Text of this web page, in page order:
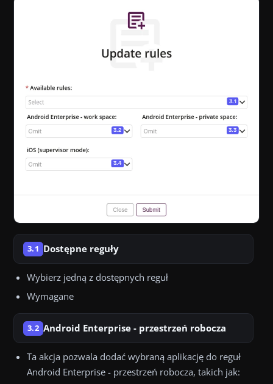
3.1 Dostępne reguły
Wybierz jedną z dostępnych reguł
Wymagane
3.2 Android Enterprise - przestrzeń robocza
Ta akcja pozwala dodać wybraną aplikację do reguł
Android Enterprise - przestrzeń robocza, takich jak: